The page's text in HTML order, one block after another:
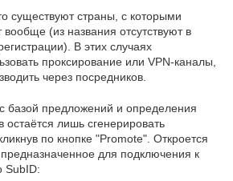
существуют страны, с которыми
(из названия отсутствуют в
В этих случаях
проксирование или VPN-каналы,
через посредников.
базой предложений и определения
лишь сгенерировать
по кнопке "Promote". Откроется
для подключения к
SubID: